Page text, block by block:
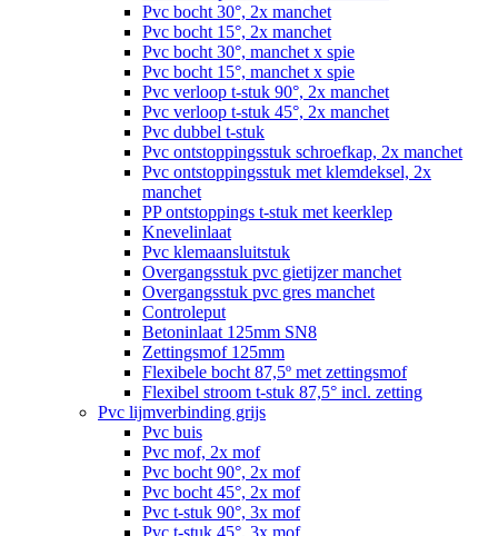
Pvc bocht 30°, 2x manchet
Pvc bocht 15°, 2x manchet
Pvc bocht 30°, manchet x spie
Pvc bocht 15°, manchet x spie
Pvc verloop t-stuk 90°, 2x manchet
Pvc verloop t-stuk 45°, 2x manchet
Pvc dubbel t-stuk
Pvc ontstoppingsstuk schroefkap, 2x manchet
Pvc ontstoppingsstuk met klemdeksel, 2x
manchet
PP ontstoppings t-stuk met keerklep
Knevelinlaat
Pvc klemaansluitstuk
Overgangsstuk pvc gietijzer manchet
Overgangsstuk pvc gres manchet
Controleput
Betoninlaat 125mm SN8
Zettingsmof 125mm
Flexibele bocht 87,5º met zettingsmof
Flexibel stroom t-stuk 87,5° incl. zetting
Pvc lijmverbinding grijs
Pvc buis
Pvc mof, 2x mof
Pvc bocht 90°, 2x mof
Pvc bocht 45°, 2x mof
Pvc t-stuk 90°, 3x mof
Pvc t-stuk 45°, 3x mof